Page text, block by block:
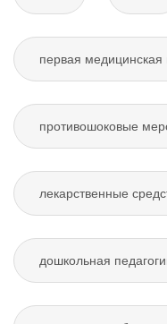
первая
противошоковые
лекарственные
дошкольная